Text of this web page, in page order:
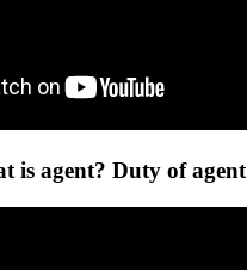
is agent? Duty of agent